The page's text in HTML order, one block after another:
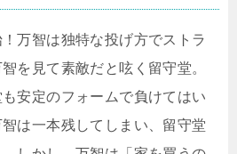
万智は独特な投げ方でストラ
を見て素敵だと呟く留守堂。
安定のフォームで負けてはい
は一本残してしまい、留守堂